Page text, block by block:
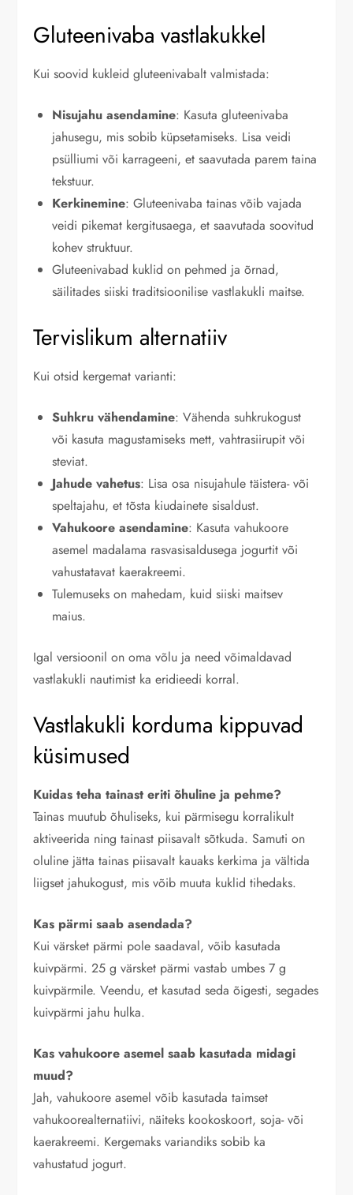
Gluteenivaba vastlakukkel
Kui soovid kukleid gluteenivabalt valmistada:
Nisujahu asendamine: Kasuta gluteenivaba
jahusegu, mis sobib küpsetamiseks. Lisa veidi
psülliumi või karrageeni, et saavutada parem taina
tekstuur.
Kerkinemine: Gluteenivaba tainas võib vajada
veidi pikemat kergitusaega, et saavutada soovitud
kohev struktuur.
Gluteenivabad kuklid on pehmed ja õrnad,
säilitades siiski traditsioonilise vastlakukli maitse.
Tervislikum alternatiiv
Kui otsid kergemat varianti:
Suhkru vähendamine: Vähenda suhkrukogust
või kasuta magustamiseks mett, vahtrasiirupit või
steviat.
Jahude vahetus: Lisa osa nisujahule täistera- või
speltajahu, et tõsta kiudainete sisaldust.
Vahukoore asendamine: Kasuta vahukoore
asemel madalama rasvasisaldusega jogurtit või
vahustatavat kaerakreemi.
Tulemuseks on mahedam, kuid siiski maitsev
maius.
Igal versioonil on oma võlu ja need võimaldavad
vastlakukli nautimist ka eridieedi korral.
Vastlakukli korduma kippuvad
küsimused
Kuidas teha tainast eriti õhuline ja pehme?
Tainas muutub õhuliseks, kui pärmisegu korralikult
aktiveerida ning tainast piisavalt sõtkuda. Samuti on
oluline jätta tainas piisavalt kauaks kerkima ja vältida
liigset jahukogust, mis võib muuta kuklid tihedaks.
Kas pärmi saab asendada?
Kui värsket pärmi pole saadaval, võib kasutada
kuivpärmi. 25 g värsket pärmi vastab umbes 7 g
kuivpärmile. Veendu, et kasutad seda õigesti, segades
kuivpärmi jahu hulka.
Kas vahukoore asemel saab kasutada midagi
muud?
Jah, vahukoore asemel võib kasutada taimset
vahukoorealternatiivi, näiteks kookoskoort, soja- või
kaerakreemi. Kergemaks variandiks sobib ka
vahustatud jogurt.